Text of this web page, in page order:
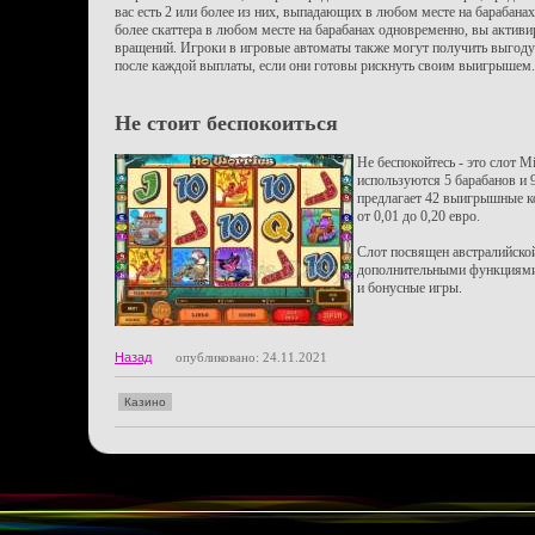
вас есть 2 или более из них, выпадающих в любом месте на
более скаттера в любом месте на барабанах одновременно, вы
вращений. Игроки в игровые автоматы также могут получить
после каждой выплаты, если они готовы рискнуть своим выигрышем.
Не стоит беспокоиться
Не беспокойтесь - это слот
используются 5 барабанов
предлагает 42 выигрышные
от 0,01 до 0,20 евро.
Слот посвящен
дополнительными
и бонусные игры.
Назад опубликовано: 24.11.2021
Казино